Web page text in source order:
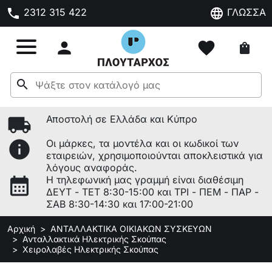
phone 2312 315 422 language ΓΛΩΣΣΑ
 favorite shopping_bag
search
local_shipping Αποστολή σε Ελλάδα και Κύπρο
info
Οι μάρκες, τα μοντέλα και οι κωδικοί των
εταιρειών, χρησιμοποιούνται αποκλειστικά για
λόγους αναφοράς.
calendar_month
Η τηλεφωνική μας γραμμή είναι διαθέσιμη
ΔΕΥΤ - ΤΕΤ 8:30-15:00 και ΤΡΙ - ΠΕΜ - ΠΑΡ -
ΣΑΒ 8:30-14:30 και 17:00-21:00
Αρχική
ΑΝΤΑΛΛΑΚΤΙΚΑ ΟΙΚΙΑΚΩΝ ΣΥΣΚΕΥΩΝ
Ανταλλακτικά Ηλεκτρικής Σκούπας
Χειρολαβές Ηλεκτρικής Σκούπας